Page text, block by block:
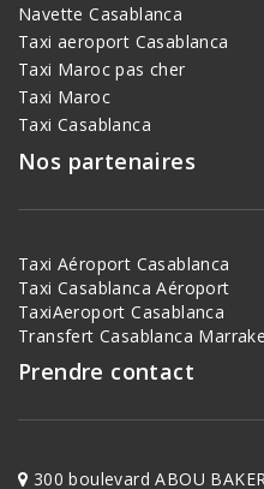
Navette Casablanca
Taxi aeroport Casablanca
Taxi Maroc pas cher
Taxi Maroc
Taxi Casablanca
Nos partenaires
Taxi Aéroport Casablanca
Taxi Casablanca Aéroport
TaxiAeroport Casablanca
Transfert Casablanca
Prendre contact
300 boulevard ABOU